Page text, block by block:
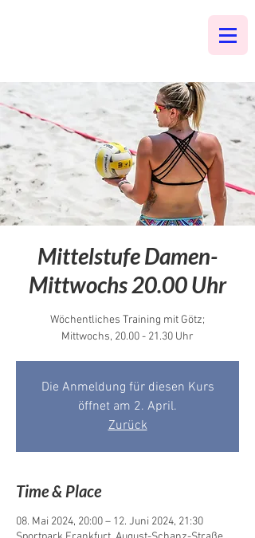
Mittelstufe Damen-
Mittwochs 20.00 Uhr
Wöchentliches Training mit Götz;
Die Anmeldung für diesen Kurs
öffnet am 2. April.
Zurück
Time & Place
08. Mai 2024, 20:00 – 12. Juni 2024, 21:30